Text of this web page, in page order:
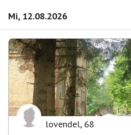
Mi, 12.08.2026
lovendel, 68